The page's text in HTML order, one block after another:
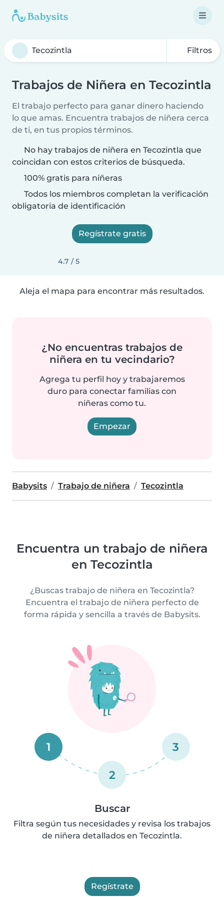
Filtros
Trabajos de Niñera en Tecozintla
El trabajo perfecto para ganar dinero haciendo
lo que amas. Encuentra trabajos de niñera cerca
de ti, en tus propios términos.
No hay trabajos de niñera en Tecozintla que
coincidan con estos criterios de búsqueda.
100% gratis para niñeras
Todos los miembros completan la verificación
obligatoria de identificación
Regístrate gratis
4.7 / 5
Aleja el mapa para encontrar más resultados.
¿No encuentras trabajos de
niñera en tu vecindario?
Agrega tu perfil hoy y trabajaremos
duro para conectar familias con
niñeras como tu.
Empezar
Babysits Trabajo de niñera Tecozintla
Encuentra un trabajo de niñera
en Tecozintla
¿Buscas trabajo de niñera en Tecozintla?
Encuentra el trabajo de niñera perfecto de
forma rápida y sencilla a través de Babysits.
1
2
3
Buscar
Filtra según tus necesidades y revisa los trabajos
de niñera detallados en Tecozintla.
Regístrate